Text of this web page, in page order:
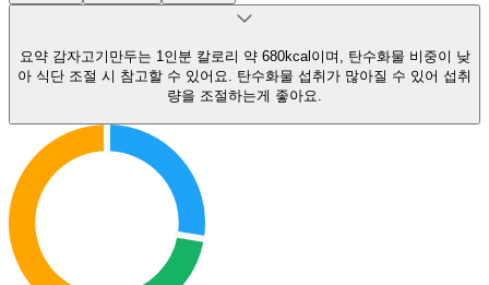
요약 감자고기만두는 1인분 칼로리 약 680kcal이며, 탄수화물 비중이 낮
아 식단 조절 시 참고할 수 있어요. 탄수화물 섭취가 많아질 수 있어 섭취
량을 조절하는게 좋아요.